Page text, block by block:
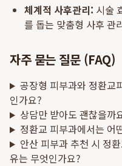
체계적 사후관리: 시술
를 돕는 맞춤형 사후 관
자주 묻는 질문 (FAQ)
공장형 피부과와 정환교
인가요?
상담만 받아도 괜찮을까
정환교 피부과에서는 어
안산 피부과 추천 시 정
유는 무엇인가요?